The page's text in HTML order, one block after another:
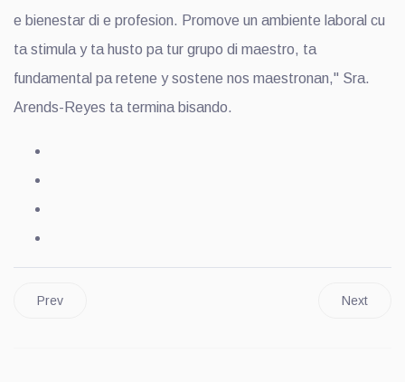
e bienestar di e profesion. Promove un ambiente laboral cu
ta stimula y ta husto pa tur grupo di maestro, ta
fundamental pa retene y sostene nos maestronan," Sra.
Arends-Reyes ta termina bisando.
Prev Next